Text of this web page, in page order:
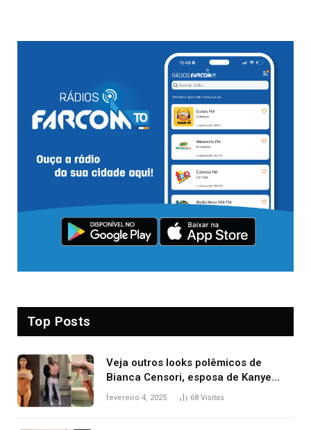
Top Posts
Veja outros looks polêmicos de
Bianca Censori, esposa de Kanye
West que apareceu nua no Grammy
fevereiro 4, 2025 68 Visitas